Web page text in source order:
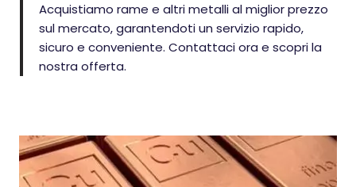
Acquistiamo rame e altri metalli al miglior prezzo
sul mercato, garantendoti un servizio rapido,
sicuro e conveniente. Contattaci ora e scopri la
nostra offerta.